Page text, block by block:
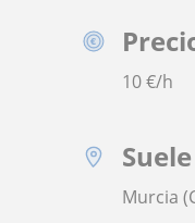
10€/h
Murcia